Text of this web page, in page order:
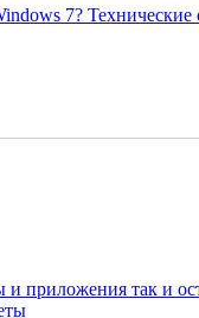
7? Технические
приложения так и